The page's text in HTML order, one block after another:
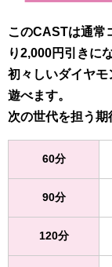
このCASTは通常
り2,000円引きに
初々しいダイヤ
遊べます。
次の世代を担う期
60分
90分
120分